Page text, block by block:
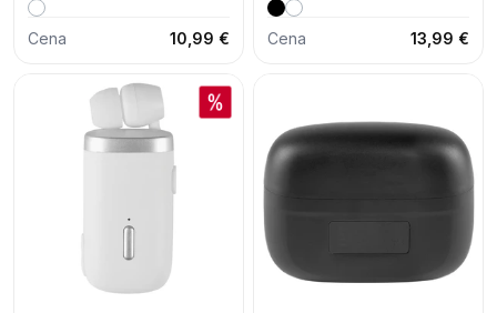
Cena 10,99 € Cena 13,99 €